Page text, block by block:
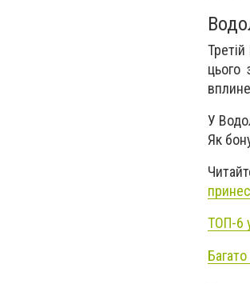
цього
У
Як
ТОП-6